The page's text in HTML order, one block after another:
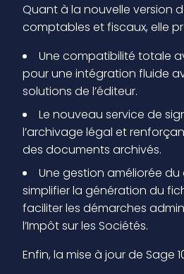
Quant à la nouvelle version
comptables et fiscaux, elle
Une compatibilité totale
pour une intégration fluide
solutions de l’éditeur.
Le nouveau service de
l’archivage légal et
des documents archivés.
Une gestion améliorée du
simplifier la génération du
faciliter les démarches
l’Impôt sur les Sociétés.
Enfin, la mise à jour de Sage